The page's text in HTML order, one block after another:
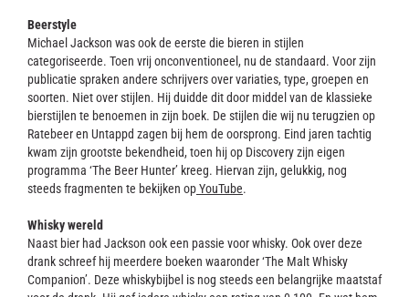
Beerstyle
Michael Jackson was ook de eerste die bieren in stijlen
categoriseerde. Toen vrij onconventioneel, nu de standaard. Voor zijn
publicatie spraken andere schrijvers over variaties, type, groepen en
soorten. Niet over stijlen. Hij duidde dit door middel van de klassieke
bierstijlen te benoemen in zijn boek. De stijlen die wij nu terugzien op
Ratebeer en Untappd zagen bij hem de oorsprong. Eind jaren tachtig
kwam zijn grootste bekendheid, toen hij op Discovery zijn eigen
programma ‘The Beer Hunter’ kreeg. Hiervan zijn, gelukkig, nog
steeds fragmenten te bekijken opYouTube.
Whisky wereld
Naast bier had Jackson ook een passie voor whisky. Ook over deze
drank schreef hij meerdere boeken waaronder ‘The Malt Whisky
Companion’. Deze whiskybijbel is nog steeds een belangrijke maatstaf